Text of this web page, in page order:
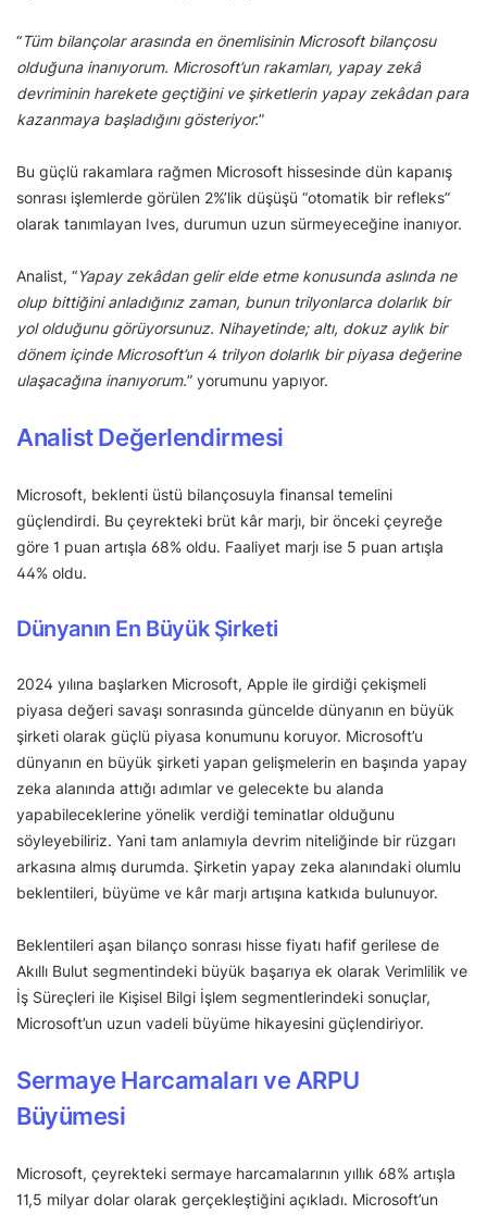
“Tüm bilançolar arasında en önemlisinin Microsoft bilançosu
olduğuna inanıyorum. Microsoft’un rakamları, yapay zekâ
devriminin harekete geçtiğini ve şirketlerin yapay zekâdan para
kazanmaya başladığını gösteriyor.”
Bu güçlü rakamlara rağmen Microsoft hissesinde dün kapanış
sonrası işlemlerde görülen 2%’lik düşüşü “otomatik bir refleks”
olarak tanımlayan Ives, durumun uzun sürmeyeceğine inanıyor.
Analist, “Yapay zekâdan gelir elde etme konusunda aslında ne
olup bittiğini anladığınız zaman, bunun trilyonlarca dolarlık bir
yol olduğunu görüyorsunuz. Nihayetinde; altı, dokuz aylık bir
dönem içinde Microsoft’un 4 trilyon dolarlık bir piyasa değerine
ulaşacağına inanıyorum.” yorumunu yapıyor.
Analist Değerlendirmesi
Microsoft, beklenti üstü bilançosuyla finansal temelini
güçlendirdi. Bu çeyrekteki brüt kâr marjı, bir önceki çeyreğe
göre 1 puan artışla 68% oldu. Faaliyet marjı ise 5 puan artışla
44% oldu.
Dünyanın En Büyük Şirketi
2024 yılına başlarken Microsoft, Apple ile girdiği çekişmeli
piyasa değeri savaşı sonrasında güncelde dünyanın en büyük
şirketi olarak güçlü piyasa konumunu koruyor. Microsoft’u
dünyanın en büyük şirketi yapan gelişmelerin en başında yapay
zeka alanında attığı adımlar ve gelecekte bu alanda
yapabileceklerine yönelik verdiği teminatlar olduğunu
söyleyebiliriz. Yani tam anlamıyla devrim niteliğinde bir rüzgarı
arkasına almış durumda. Şirketin yapay zeka alanındaki olumlu
beklentileri, büyüme ve kâr marjı artışına katkıda bulunuyor.
Beklentileri aşan bilanço sonrası hisse fiyatı hafif gerilese de
Akıllı Bulut segmentindeki büyük başarıya ek olarak Verimlilik ve
İş Süreçleri ile Kişisel Bilgi İşlem segmentlerindeki sonuçlar,
Microsoft’un uzun vadeli büyüme hikayesini güçlendiriyor.
Sermaye Harcamaları ve ARPU
Büyümesi
Microsoft, çeyrekteki sermaye harcamalarının yıllık 68% artışla
11,5 milyar dolar olarak gerçekleştiğini açıkladı. Microsoft’un